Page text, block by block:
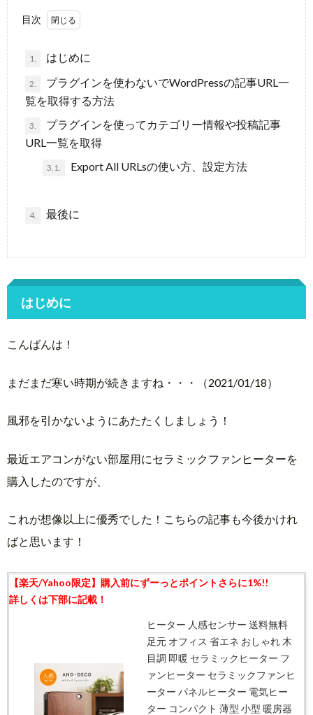
目次
1. はじめに
2.
プラグインを使わないでWordPressの記事URL一
覧を取得する方法
3.
プラグインを使ってカテゴリー情報や投稿記事
URL一覧を取得
3.1. Export All URLsの使い方、設定方法
4. 最後に
はじめに
こんばんは！
まだまだ寒い時期が続きますね・・・（2021/01/18）
風邪を引かないようにあたたくしましょう！
最近エアコンがない部屋用にセラミックファンヒーターを
購入したのですが、
これが想像以上に優秀でした！こちらの記事も今後かけれ
ばと思います！
ヒーター 人感センサー 送料無料
足元 オフィス 省エネ おしゃれ 木
目調 即暖 セラミックヒーター フ
ァンヒーター セラミックファンヒ
ーター パネルヒーター 電気ヒー
ター コンパクト 薄型 小型 暖房器